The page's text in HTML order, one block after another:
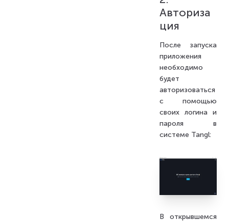
Авториза
ция
После запуска
приложения
необходимо
будет
авторизоваться
с помощью
своих логина и
пароля в
системе Tangl:
В открывшемся